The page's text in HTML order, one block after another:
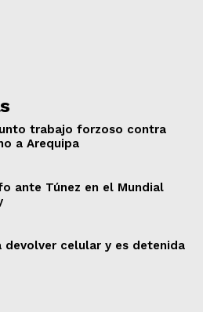
trabajo forzoso contra
a Arequipa
ante Túnez en el Mundial
devolver celular y es detenida